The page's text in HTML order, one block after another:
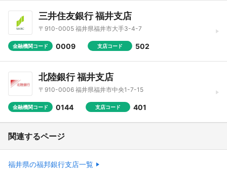
三井住友銀行 福井支店
〒910-0005 福井県福井市大手3-4-7
金融機関コード 0009 支店コード 502
北陸銀行 福井支店
〒910-0006 福井県福井市中央1-7-15
金融機関コード 0144 支店コード 401
関連するページ
福井県の福邦銀行支店一覧